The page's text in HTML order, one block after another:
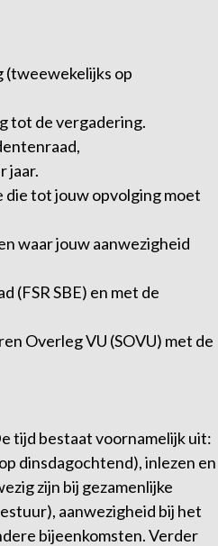
(tweewekelijks op
tot de vergadering.
jaar.
tot jouw opvolging moet
waar jouw aanwezigheid
(FSR SBE) en met de
Overleg VU (SOVU) met de
tijd bestaat voornamelijk uit:
dinsdagochtend), inlezen en
zijn bij gezamenlijke
aanwezigheid bij het
bijeenkomsten. Verder